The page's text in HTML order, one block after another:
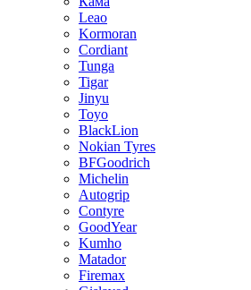
Leao
Kormoran
Cordiant
Tunga
Tigar
Jinyu
Toyo
BlackLion
Nokian Tyres
BFGoodrich
Michelin
Autogrip
Contyre
GoodYear
Kumho
Matador
Firemax